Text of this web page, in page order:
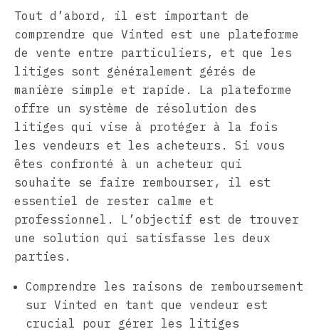
Tout d’abord, il est important de
comprendre que Vinted est une plateforme
de vente entre particuliers, et que les
litiges sont généralement gérés de
manière simple et rapide. La plateforme
offre un système de résolution des
litiges qui vise à protéger à la fois
les vendeurs et les acheteurs. Si vous
êtes confronté à un acheteur qui
souhaite se faire rembourser, il est
essentiel de rester calme et
professionnel. L’objectif est de trouver
une solution qui satisfasse les deux
parties.
Comprendre les raisons de remboursement
sur Vinted en tant que vendeur est
crucial pour gérer les litiges